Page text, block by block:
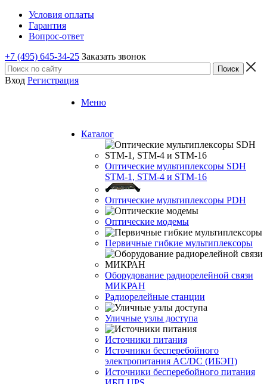
Условия оплаты
Гарантия
Вопрос-ответ
+7 (495) 645-34-25 Заказать звонок
Вход Регистрация
Меню
Каталог
Оптические мультиплексоры SDH
STM-1, STM-4 и STM-16
Оптические мультиплексоры PDH
Оптические модемы
Первичные гибкие мультиплексоры
Оборудование радиорелейной связи
МИКРАН
Радиорелейные станции
Уличные узлы доступа
Источники питания
Источники бесперебойного
электропитания AC/DC (ИБЭП)
Источники бесперебойного питания